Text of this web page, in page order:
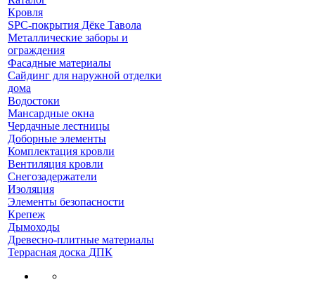
Кровля
SPC-покрытия Дёке Тавола
Металлические заборы и
ограждения
Фасадные материалы
Сайдинг для наружной отделки
дома
Водостоки
Мансардные окна
Чердачные лестницы
Доборные элементы
Комплектация кровли
Вентиляция кровли
Снегозадержатели
Изоляция
Элементы безопасности
Крепеж
Дымоходы
Древесно-плитные материалы
Террасная доска ДПК